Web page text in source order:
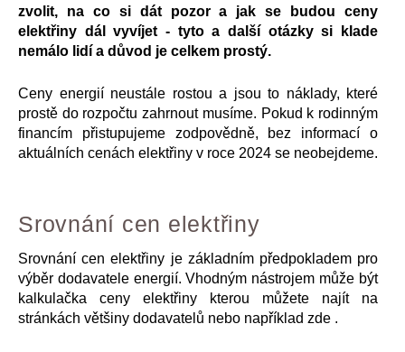
zvolit, na co si dát pozor a jak se budou ceny
elektřiny dál vyvíjet - tyto a další otázky si klade
nemálo lidí a důvod je celkem prostý.
Ceny energií neustále rostou a jsou to náklady, které
prostě do rozpočtu zahrnout musíme. Pokud k rodinným
financím přistupujeme zodpovědně, bez informací o
aktuálních cenách elektřiny v roce 2024 se neobejdeme.
Srovnání cen elektřiny
Srovnání cen elektřiny je základním předpokladem pro
výběr dodavatele energií. Vhodným nástrojem může být
kalkulačka ceny elektřiny kterou můžete najít na
stránkách většiny dodavatelů nebo například zde .